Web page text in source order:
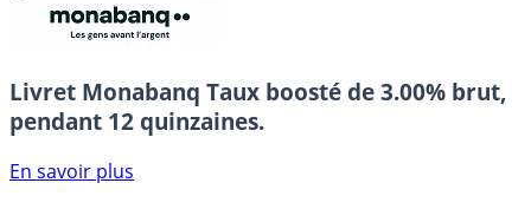
Livret Monabanq Taux boosté de 3.00% brut,
pendant 12 quinzaines.
En savoir plus